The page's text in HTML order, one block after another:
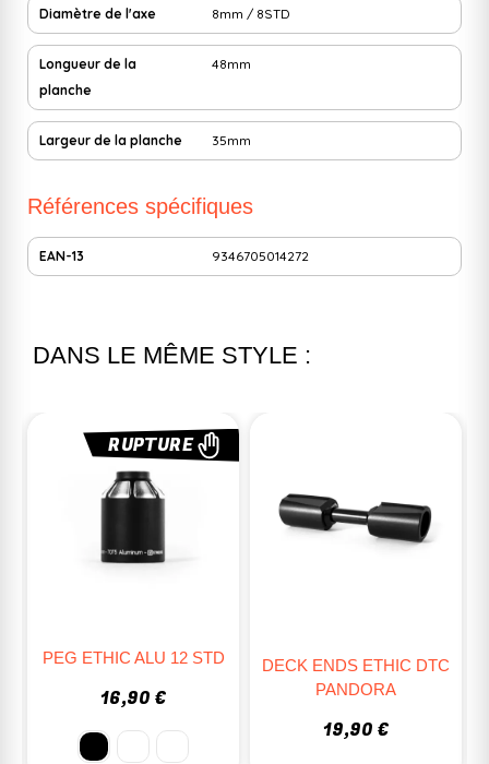
Diamètre de l'axe 8mm / 8STD
Longueur de la
planche
48mm
Largeur de la planche 35mm
Références spécifiques
EAN-13 9346705014272
DANS LE MÊME STYLE :
RUPTURE
PEG ETHIC ALU 12 STD
16,90 €
DECK ENDS ETHIC DTC
PANDORA
19,90 €